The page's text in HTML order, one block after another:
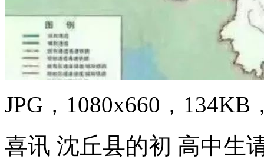
JPG，1080x660，134KB
喜讯 沈丘县的初 高中生